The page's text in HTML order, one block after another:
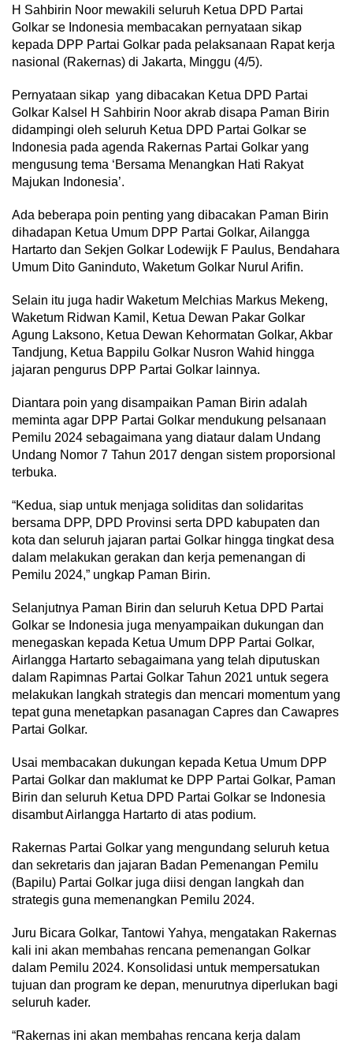
H Sahbirin Noor mewakili seluruh Ketua DPD Partai
Golkar se Indonesia membacakan pernyataan sikap
kepada DPP Partai Golkar pada pelaksanaan Rapat kerja
nasional (Rakernas) di Jakarta, Minggu (4/5).
Pernyataan sikap yang dibacakan Ketua DPD Partai
Golkar Kalsel H Sahbirin Noor akrab disapa Paman Birin
didampingi oleh seluruh Ketua DPD Partai Golkar se
Indonesia pada agenda Rakernas Partai Golkar yang
mengusung tema ‘Bersama Menangkan Hati Rakyat
Majukan Indonesia’.
Ada beberapa poin penting yang dibacakan Paman Birin
dihadapan Ketua Umum DPP Partai Golkar, Ailangga
Hartarto dan Sekjen Golkar Lodewijk F Paulus, Bendahara
Umum Dito Ganinduto, Waketum Golkar Nurul Arifin.
Selain itu juga hadir Waketum Melchias Markus Mekeng,
Waketum Ridwan Kamil, Ketua Dewan Pakar Golkar
Agung Laksono, Ketua Dewan Kehormatan Golkar, Akbar
Tandjung, Ketua Bappilu Golkar Nusron Wahid hingga
jajaran pengurus DPP Partai Golkar lainnya.
Diantara poin yang disampaikan Paman Birin adalah
meminta agar DPP Partai Golkar mendukung pelsanaan
Pemilu 2024 sebagaimana yang diataur dalam Undang
Undang Nomor 7 Tahun 2017 dengan sistem proporsional
terbuka.
“Kedua, siap untuk menjaga soliditas dan solidaritas
bersama DPP, DPD Provinsi serta DPD kabupaten dan
kota dan seluruh jajaran partai Golkar hingga tingkat desa
dalam melakukan gerakan dan kerja pemenangan di
Pemilu 2024,” ungkap Paman Birin.
Selanjutnya Paman Birin dan seluruh Ketua DPD Partai
Golkar se Indonesia juga menyampaikan dukungan dan
menegaskan kepada Ketua Umum DPP Partai Golkar,
Airlangga Hartarto sebagaimana yang telah diputuskan
dalam Rapimnas Partai Golkar Tahun 2021 untuk segera
melakukan langkah strategis dan mencari momentum yang
tepat guna menetapkan pasanagan Capres dan Cawapres
Partai Golkar.
Usai membacakan dukungan kepada Ketua Umum DPP
Partai Golkar dan maklumat ke DPP Partai Golkar, Paman
Birin dan seluruh Ketua DPD Partai Golkar se Indonesia
disambut Airlangga Hartarto di atas podium.
Rakernas Partai Golkar yang mengundang seluruh ketua
dan sekretaris dan jajaran Badan Pemenangan Pemilu
(Bapilu) Partai Golkar juga diisi dengan langkah dan
strategis guna memenangkan Pemilu 2024.
Juru Bicara Golkar, Tantowi Yahya, mengatakan Rakernas
kali ini akan membahas rencana pemenangan Golkar
dalam Pemilu 2024. Konsolidasi untuk mempersatukan
tujuan dan program ke depan, menurutnya diperlukan bagi
seluruh kader.
“Rakernas ini akan membahas rencana kerja dalam